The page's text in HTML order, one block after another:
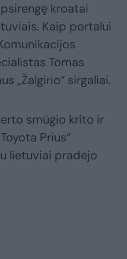
kroatai
Kaip portalui
Tomas
„Žalgirio“ sirgaliai.
smūgio krito ir
Prius“
lietuviai pradėjo